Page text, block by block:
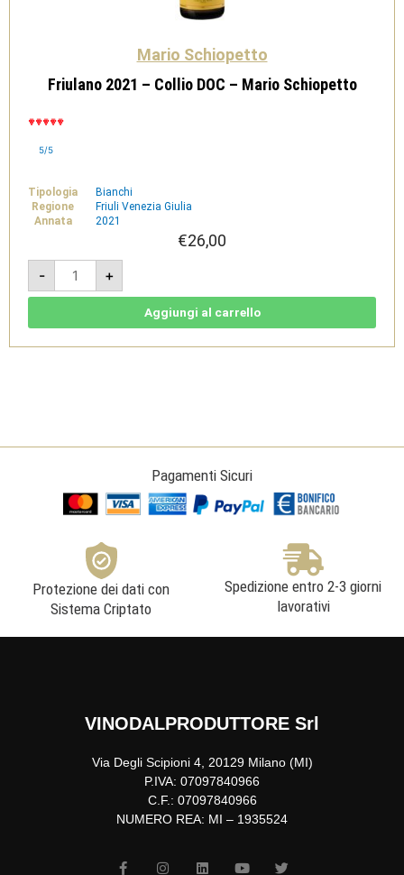
Mario Schiopetto
Friulano 2021 – Collio DOC – Mario Schiopetto
5/5
Tipologia
Bianchi
Regione
Friuli Venezia Giulia
Annata
2021
€26,00
-
Friulano
2021
-
Collio
Schiopetto
+
Aggiungi al carrello
Pagamenti Sicuri
Protezione dei dati con
Sistema Criptato
Spedizione entro 2-3 giorni
lavorativi
VINODALPRODUTTORE Srl
Via Degli Scipioni 4, 20129 Milano (MI)
P.IVA: 07097840966
C.F.: 07097840966
NUMERO REA: MI – 1935524
a n i o w